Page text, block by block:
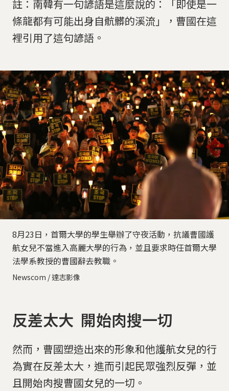
註：南韓有一句諺語是這麼說的：「即使是一
條龍都有可能出身自骯髒的溪流」，曹國在這
裡引用了這句諺語。
8月23日，首爾大學的學生舉辦了守夜活動，抗議曹國護
航女兒不當進入高麗大學的行為，並且要求時任首爾大學
法學系教授的曹國辭去教職。
Newscom / 達志影像
反差太大 開始肉搜一切
然而，曹國塑造出來的形象和他護航女兒的行
為實在反差太大，進而引起民眾強烈反彈，並
且開始肉搜曹國女兒的一切。